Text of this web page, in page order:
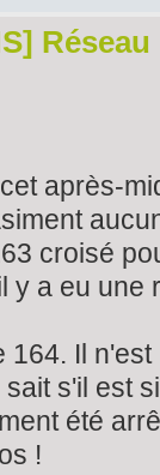
Réseau
après-
croisé
y a eu une
Il
s'il est
été
!